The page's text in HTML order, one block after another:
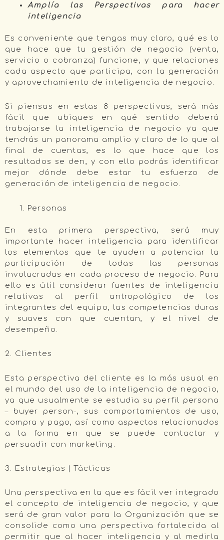
Amplía las Perspectivas para hacer
inteligencia
Es conveniente que tengas muy claro, qué es lo
que hace que tu gestión de negocio (venta,
servicio o cobranza) funcione, y que relaciones
cada aspecto que participa, con la generación
y aprovechamiento de inteligencia de negocio.
Si piensas en estas 8 perspectivas, será más
fácil que ubiques en qué sentido deberá
trabajarse la inteligencia de negocio ya que
tendrás un panorama amplio y claro de lo que al
final de cuentas, es lo que hace que los
resultados se den, y con ello podrás identificar
mejor dónde debe estar tu esfuerzo de
generación de inteligencia de negocio.
Personas
En esta primera perspectiva, será muy
importante hacer inteligencia para identificar
los elementos que te ayuden a potenciar la
participación de todas las personas
involucradas en cada proceso de negocio. Para
ello es útil considerar fuentes de inteligencia
relativas al perfil antropológico de los
integrantes del equipo, las competencias duras
y suaves con que cuentan, y el nivel de
desempeño.
2. Clientes
Esta perspectiva del cliente es la más usual en
el mundo del uso de la inteligencia de negocio,
ya que usualmente se estudia su perfil persona
– buyer person-, sus comportamientos de uso,
compra y pago, así como aspectos relacionados
a la forma en que se puede contactar y
persuadir con marketing.
3. Estrategias | Tácticas
Una perspectiva en la que es fácil ver integrado
el concepto de inteligencia de negocio, y que
será de gran valor para la Organización que se
consolide como una perspectiva fortalecida al
permitir que al hacer inteligencia y al medirla